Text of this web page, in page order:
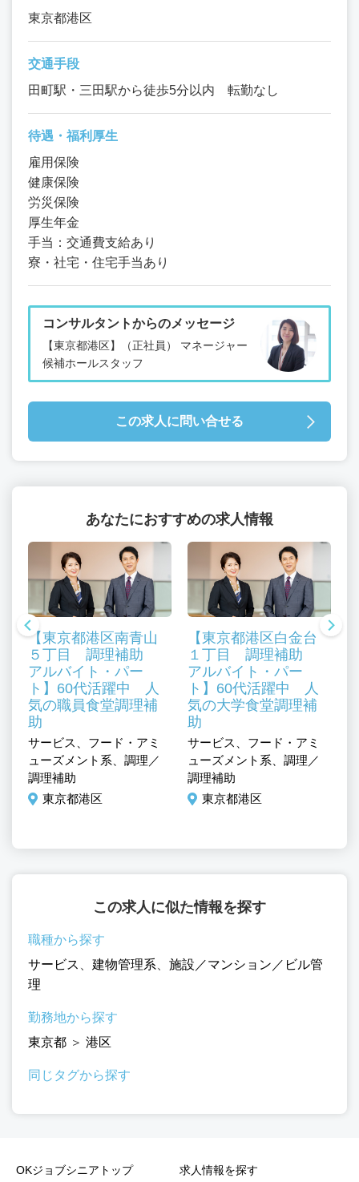
東京都港区
交通手段
田町駅・三田駅から徒歩5分以内 転勤なし
待遇・福利厚生
雇用保険
健康保険
労災保険
厚生年金
手当：交通費支給あり
寮・社宅・住宅手当あり
コンサルタントからのメッセージ
【東京都港区】（正社員） マネージャー
候補ホールスタッフ
この求人に問い合せる
あなたにおすすめの求人情報
【東京都港区南青山
５丁目 調理補助
アルバイト・パー
ト】60代活躍中 人
気の職員食堂調理補
助
サービス、フード・アミ
ューズメント系、調理／
調理補助
東京都港区
【東京都港区白金台
１丁目 調理補助
アルバイト・パー
ト】60代活躍中 人
気の大学食堂調理補
助
サービス、フード・アミ
ューズメント系、調理／
調理補助
東京都港区
この求人に似た情報を探す
職種から探す
サービス 、 建物管理系、 施設／マンション／ビル管
理
勤務地から探す
東京都 ＞ 港区
同じタグから探す
OKジョブシニアトップ 求人情報を探す